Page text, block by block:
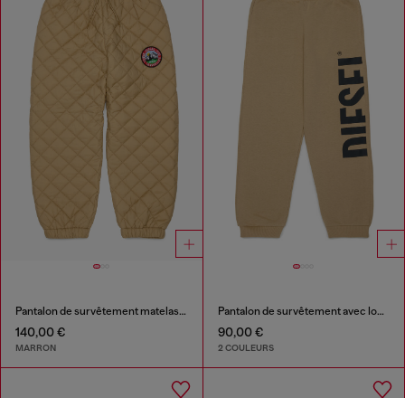
Pantalon de survêtement matelassé en nylon, doublure coton
140,00 €
MARRON
Pantalon de survêtement avec logo découpé imprimé
90,00 €
2 COULEURS